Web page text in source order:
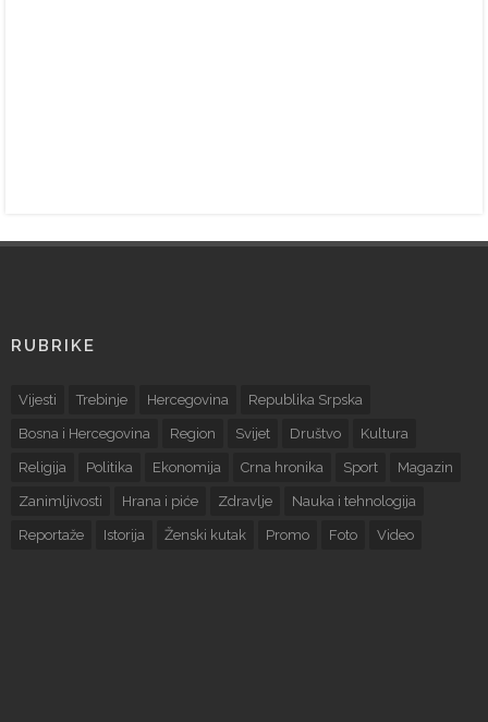
RUBRIKE
Vijesti Trebinje Hercegovina Republika Srpska
Bosna i Hercegovina Region Svijet Društvo Kultura
Religija Politika Ekonomija Crna hronika Sport Magazin
Zanimljivosti Hrana i piće Zdravlje Nauka i tehnologija
Reportaže Istorija Ženski kutak Promo Foto Video